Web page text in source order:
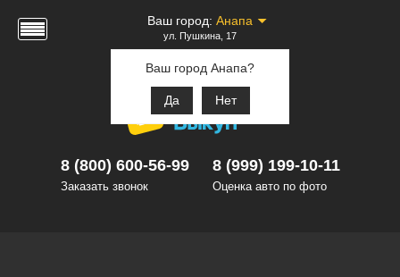
Ваш город: Анапа
Ваш город Анапа?
Да Нет
ул. Пушкина, 17
8 (800) 600-56-99
Заказать звонок
8 (999) 199-10-11
Оценка авто по фото